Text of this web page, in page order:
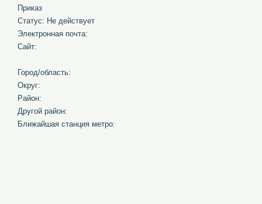
Приказ
Статус: Не действует
Электронная почта:
Сайт:
Город/область:
Округ:
Район:
Другой район:
Ближайшая станция метро: